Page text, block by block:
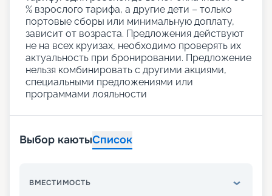
% взрослого тарифа, а другие дети – только
портовые сборы или минимальную доплату,
зависит от возраста. Предложения действуют
не на всех круизах, необходимо проверять их
актуальность при бронировании. Предложение
нельзя комбинировать с другими акциями,
специальными предложениями или
программами лояльности
Выбор каютыСписок
ВМЕСТИМОСТЬ